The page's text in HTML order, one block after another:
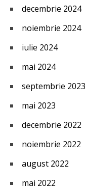
decembrie 2024
noiembrie 2024
iulie 2024
mai 2024
septembrie 2023
mai 2023
decembrie 2022
noiembrie 2022
august 2022
mai 2022